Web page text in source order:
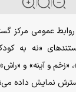
روابط عمومی مرکز
«نه به
نمایش داده